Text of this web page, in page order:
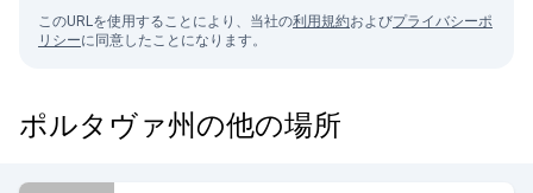
このURLを使用することにより、当社の利用規約およびプライバシーポ
リシーに同意したことになります。
ポルタヴァ州の他の場所